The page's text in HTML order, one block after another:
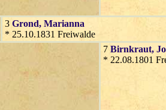
3 Grond, Marianna
* 25.10.1831 Freiwalde
7 Birnkraut,
* 22.08.1801